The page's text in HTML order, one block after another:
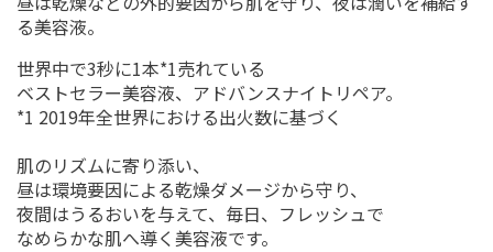
る美容液。
世界中で3秒に1本*1売れている
ベストセラー美容液、アドバンスナイトリペア。
*1 2019年全世界における出火数に基づく
肌のリズムに寄り添い、
昼は環境要因による乾燥ダメージから守り、
夜間はうるおいを与えて、毎日、フレッシュで
なめらかな肌へ導く美容液です。